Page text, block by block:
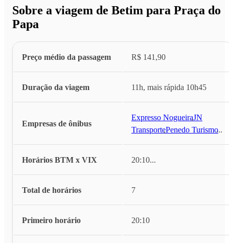
Sobre a viagem de Betim para Praça do
Papa
Preço médio da passagem R$ 141,90
Duração da viagem 11h, mais rápida 10h45
Empresas de ônibus
Expresso Nogueira,JN
Transporte,Penedo Turismo...
Horários BTM x VIX 20:10...
Total de horários 7
Primeiro horário 20:10